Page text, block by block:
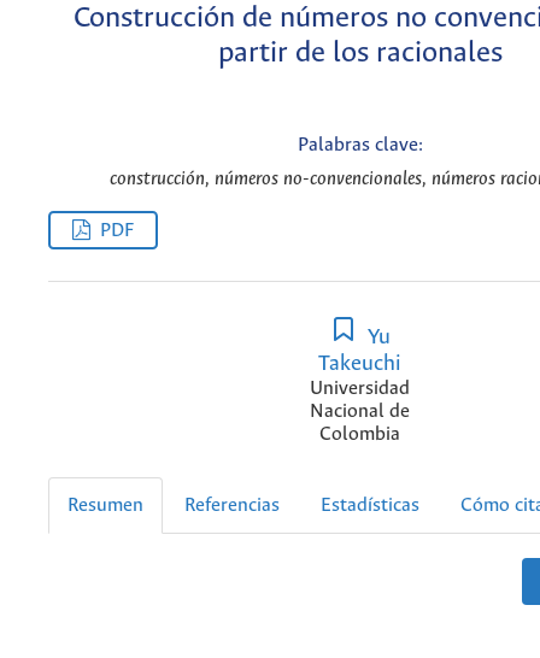
Construcción de números no
partir de los racionales
Palabras clave:
construcción, números no-convencionales, números
PDF
Yu
Takeuchi
Universidad
Nacional de
Colombia
Resumen Referencias Estadísticas Cómo